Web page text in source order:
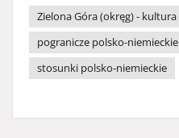
Zielona Góra (okręg) - kultura
pogranicze polsko-niemieckie
stosunki polsko-niemieckie